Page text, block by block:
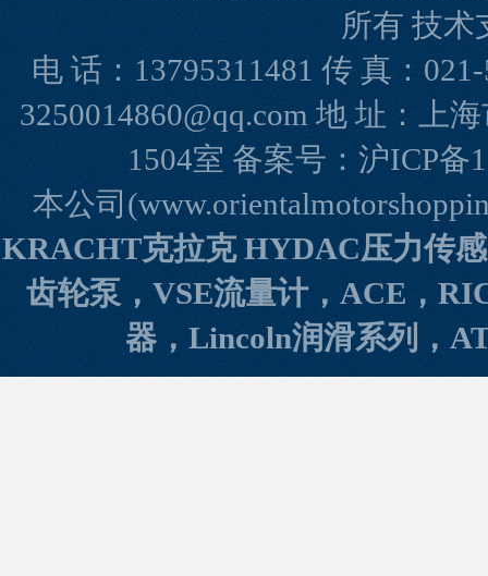
所有 技术
电 话：13795311481 传 真：
3250014860@qq.com 地 址：上
1504室 备案号： 沪ICP备
本公司
KRACHT克拉克 HYDAC压力传
齿轮泵，VSE流量计，ACE，
器，Lincoln润滑系列，